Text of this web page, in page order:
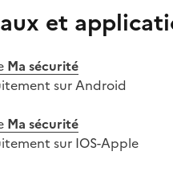
et
Ma sécurité
sur Android
Ma sécurité
sur IOS-Apple